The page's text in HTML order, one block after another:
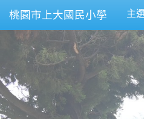
桃園市上大國民小學 主